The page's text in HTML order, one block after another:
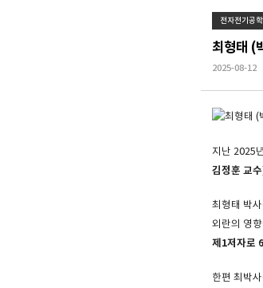
전자전기공
최형태 (
2025-08-12
지난 2025
김정훈 교수
최형태 박
외란의 영
제1저자로 6
한편 최박